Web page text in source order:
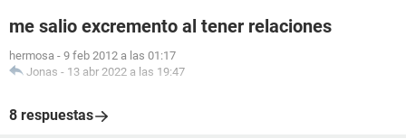
me salio excremento al tener relaciones
hermosa - 9 feb 2012 a las 01:17
Jonas - 13 abr 2022 a las 19:47
8 respuestas